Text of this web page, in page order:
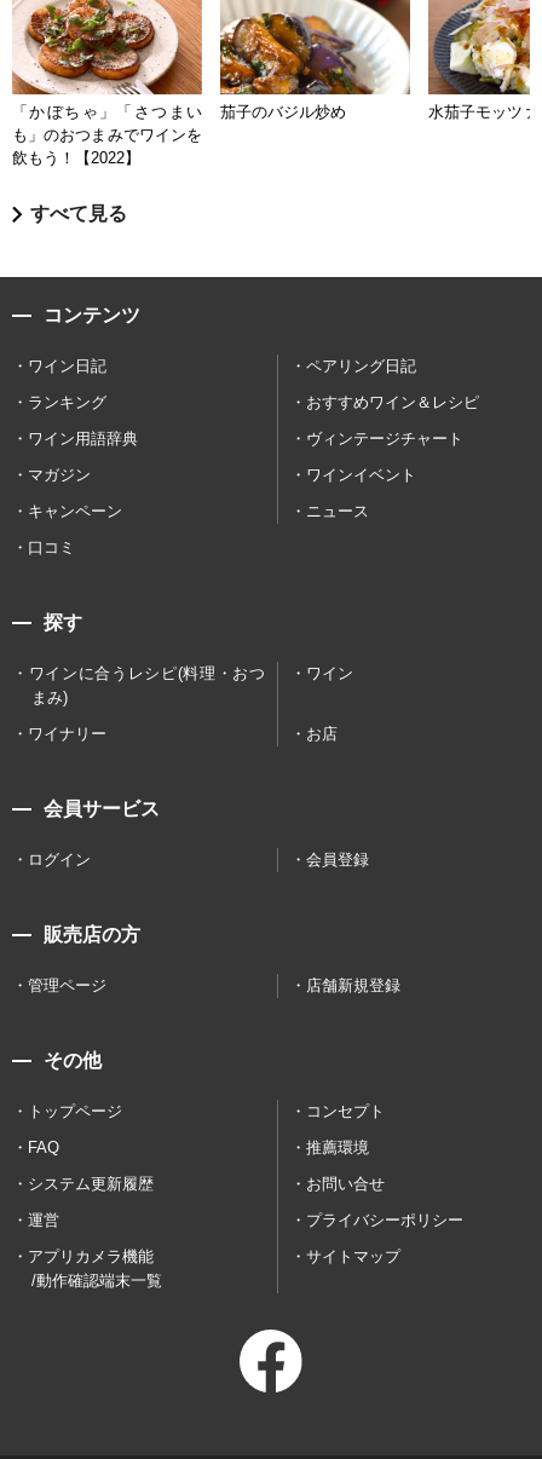
「かぼちゃ」「さつまい
も」のおつまみでワインを
飲もう！【2022】
茄子のバジル炒め 水茄子モッツァ
すべて見る
コンテンツ
ワイン日記
ペアリング日記
ランキング
おすすめワイン＆レシピ
ワイン用語辞典
ヴィンテージチャート
マガジン
ワインイベント
キャンペーン
ニュース
口コミ
探す
ワインに合うレシピ(料理・おつ
まみ)
ワイン
ワイナリー お店
会員サービス
ログイン 会員登録
販売店の方
管理ページ 店舗新規登録
その他
トップページ
コンセプト
FAQ
推薦環境
システム更新履歴
お問い合せ
運営
プライバシーポリシー
アプリカメラ機能
/動作確認端末一覧
サイトマップ